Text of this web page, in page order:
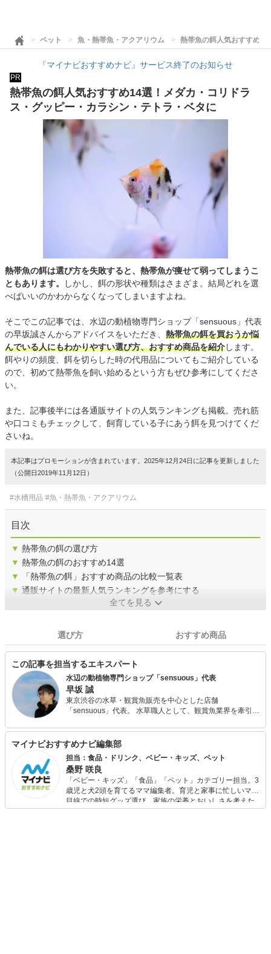
ペット 魚・熱帯魚・アクアリウム 熱帯魚の餌人気おすすめ
『マイナビおすすめナビ』サービス終了のお知らせ
PR
熱帯魚の餌人気おすすめ14選！メダカ・コリドラ
ス・グッピー・カラシン・テトラ・ベタに
熱帯魚の餌は選び方を失敗すると、熱帯魚が痩せて弱ってしまうこ
ともあります。
しかし、餌の形状や種類はさまざま。結局どれを選
べばいいのかわからなくなってしまいますよね。
そこでこの記事では、水辺の動植物専門ショップ「sensuous」代表
の早坂誠さんからアドバイスをいただき、 熱帯魚の餌を買おうか悩
んでいる人にもわかりやすい選び方、おすすめ商品を紹介します。
餌やりの頻度、餌を切らした時の代用品についてもご紹介している
ので、初めて熱帯魚を飼い始めるという方もぜひ参考にしてくださ
い。
また、記事後半には各通販サイトの人気ランキングも掲載。売れ筋
や口コミもチェックして、飼育している子にあう餌を見つけてくだ
さいね。
本記事はプロモーションが含まれています。2025年12月24日に記事を更新しました
（公開日2019年11月12日）
#水槽用品 #魚・熱帯魚・アクアリウム
目次
▼ 熱帯魚の餌の選び方
▼ 熱帯魚の餌のおすすめ14選
▼
「熱帯魚の餌」おすすめ商品の比較一覧表
▼ 通販サイトの最新人気ランキングを参考にする
全てを見る
選び方 おすすめ商品
この記事を担当するエキスパート
水辺の動植物専門ショップ「sensuous」代表
早坂 誠
東京渋谷の水草・観賞魚販売を中心とした店舗
「sensuous」代表。 水草職人として、観賞魚業界を牽引す
いた作品を専門誌やインテリア誌に数多く発表しており、
朝の連続テレビ小説「あまちゃん」に登場した海女カフェ
水槽を始め多くのテレビ番組セットや企画展、各イベント
などでアクアリウム作品を手掛けている。 2016年6~7月に
はEテレ「アクアリウムとテラリウム」の講師での出演、
2017年・18年では水草と観賞魚の企画展「グリーンアクア
リウム展」でのディレクションを担当する。 都内専門学校
（アクアリスト専攻）講師。観賞魚飼育管理士アドバン
マイナビおすすめナビ編集部
担当：食品・ドリンク、ベビー・キッズ、ペット
桑野 咲良
「ベビー・キッズ」「食品」「ペット」カテゴリー担当。3
歳児と犬2頭を育てるママ編集者。育児と家事に忙しいママ
目線での時短グッズ選び、家族の栄養とおいしさを考えた
食品選び、束の間のリラックスタイムを楽しむためのスイ